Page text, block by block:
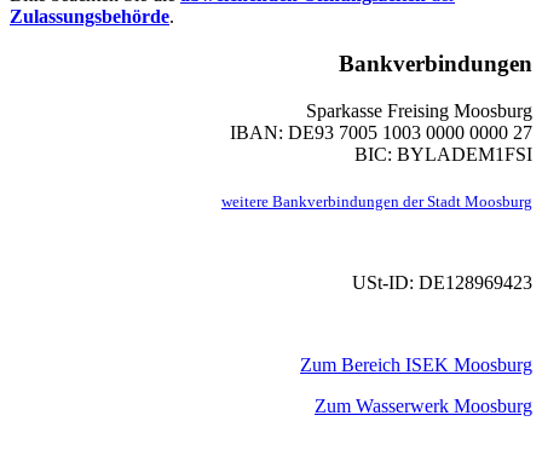
Zulassungsbehörde.
Bankverbindungen
Sparkasse Freising Moosburg
IBAN: DE93 7005 1003 0000 0000 27
BIC: BYLADEM1FSI
weitere Bankverbindungen der Stadt Moosburg
USt-ID: DE128969423
Zum Bereich ISEK Moosburg
Zum Wasserwerk Moosburg